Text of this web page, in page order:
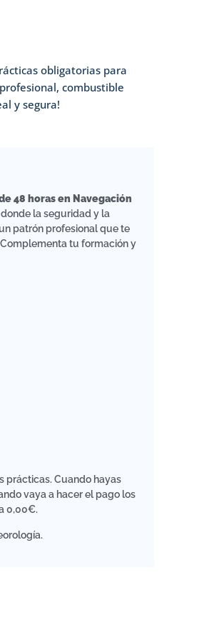
obligatorias para
combustible
y segura!
48 horas en Navegación
la seguridad y la
patrón profesional que te
tu formación y
prácticas. Cuando hayas
vaya a hacer el pago los
0,00€.